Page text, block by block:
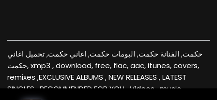
حكمت, الفنانة حكمت, البومات حكمت, اغاني حكمت, تحميل اغاني
حكمت, xmp3 , download, free, flac, aac, itunes, covers,
remixes ,EXCLUSIVE ALBUMS , NEW RELEASES , LATEST
SINGLES , RECOMMENDED FOR YOU , Videos , music